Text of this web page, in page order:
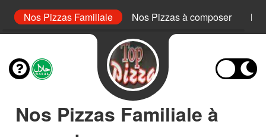
Nos Pizzas Familiale Nos Pizzas à composer
Nos Pizzas Familiale à